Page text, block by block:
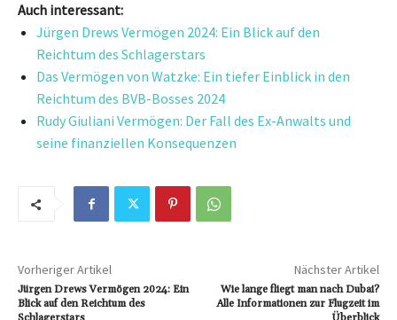
Auch interessant:
Jürgen Drews Vermögen 2024: Ein Blick auf den
Reichtum des Schlagerstars
Das Vermögen von Watzke: Ein tiefer Einblick in den
Reichtum des BVB-Bosses 2024
Rudy Giuliani Vermögen: Der Fall des Ex-Anwalts und
seine finanziellen Konsequenzen
Vorheriger Artikel
Jürgen Drews Vermögen 2024: Ein
Blick auf den Reichtum des
Nächster Artikel
Wie lange fliegt man nach Dubai?
Alle Informationen zur Flugzeit im